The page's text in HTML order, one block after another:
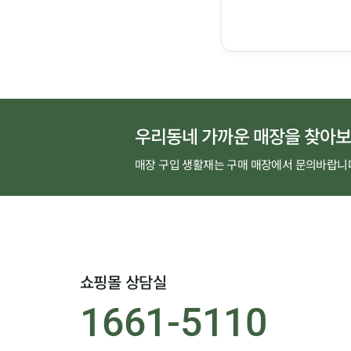
우리동네 가까운 매장을 찾아
매장 구입 생활재는 구매 매장에서 문의바랍니
쇼핑몰 상담실
1661-5110